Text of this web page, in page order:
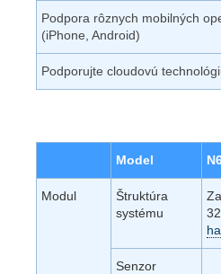
Podpora rôznych mobilných
(iPhone, Android)
Podporujte cloudovú
Model
Modul
Štruktúra
systému
Senzor